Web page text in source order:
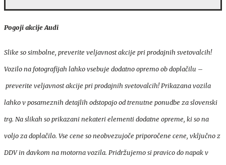
Pogoji akcije Audi
Slike so simbolne, preverite veljavnost akcije pri prodajnih svetovalcih!
Vozilo na fotografijah lahko vsebuje dodatno opremo ob doplačilu –
preverite veljavnost akcije pri prodajnih svetovalcih! Prikazana vozila
lahko v posameznih detajlih odstopajo od trenutne ponudbe za slovenski
trg. Na slikah so prikazani nekateri elementi dodatne opreme, ki so na
voljo za doplačilo. Vse cene so neobvezujoče priporočene cene, vključno z
DDV in davkom na motorna vozila. Pridržujemo si pravico do napak v